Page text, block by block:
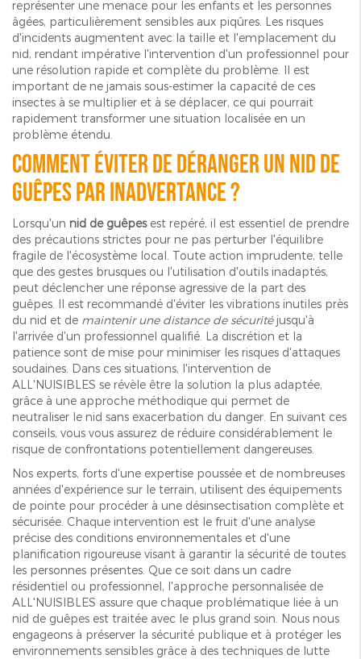
représenter une menace pour les enfants et les personnes
âgées, particulièrement sensibles aux piqûres. Les risques
d'incidents augmentent avec la taille et l'emplacement du
nid, rendant impérative l'intervention d'un professionnel pour
une résolution rapide et complète du problème. Il est
important de ne jamais sous-estimer la capacité de ces
insectes à se multiplier et à se déplacer, ce qui pourrait
rapidement transformer une situation localisée en un
problème étendu.
Comment éviter de déranger un nid de
guêpes par inadvertance ?
Lorsqu'un nid de guêpesest repéré, il est essentiel de prendre
des précautions strictes pour ne pas perturber l'équilibre
fragile de l'écosystème local. Toute action imprudente, telle
que des gestes brusques ou l'utilisation d'outils inadaptés,
peut déclencher une réponse agressive de la part des
guêpes. Il est recommandé d'éviter les vibrations inutiles près
du nid et de maintenir une distance de sécuritéjusqu'à
l'arrivée d'un professionnel qualifié. La discrétion et la
patience sont de mise pour minimiser les risques d'attaques
soudaines. Dans ces situations, l'intervention de
ALL'NUISIBLES se révèle être la solution la plus adaptée,
grâce à une approche méthodique qui permet de
neutraliser le nid sans exacerbation du danger. En suivant ces
conseils, vous vous assurez de réduire considérablement le
risque de confrontations potentiellement dangereuses.
Nos experts, forts d'une expertise poussée et de nombreuses
années d'expérience sur le terrain, utilisent des équipements
de pointe pour procéder à une désinsectisation complète et
sécurisée. Chaque intervention est le fruit d'une analyse
précise des conditions environnementales et d'une
planification rigoureuse visant à garantir la sécurité de toutes
les personnes présentes. Que ce soit dans un cadre
résidentiel ou professionnel, l'approche personnalisée de
ALL'NUISIBLES assure que chaque problématique liée à un
nid de guêpes est traitée avec le plus grand soin. Nous nous
engageons à préserver la sécurité publique et à protéger les
environnements sensibles grâce à des techniques de lutte